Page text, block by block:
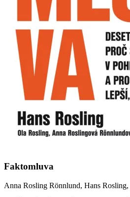
Faktomluva
Anna Rosling Rönnlund, Hans